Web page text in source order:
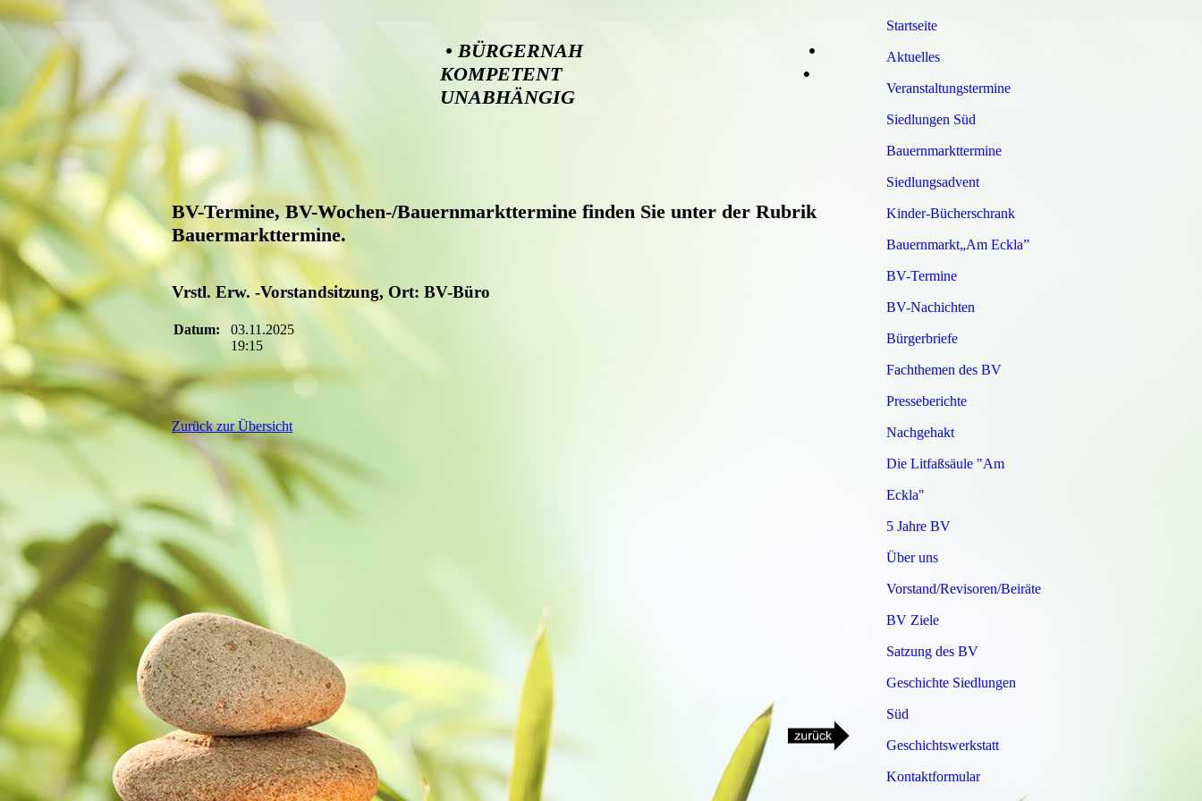
• BÜRGERNAH •
KOMPETENT•
UNABHÄNGIG
BV-Termine, BV-Wochen-/Bauernmarkttermine finden Sie unter der Rubrik
Bauermarkttermine.
Vrstl. Erw. -Vorstandsitzung, Ort: BV-Büro
Datum:
03.11.2025
19:15
Zurück zur Übersicht
Startseite
Aktuelles
Veranstaltungstermine
Siedlungen Süd
Bauernmarkttermine
Siedlungsadvent
Kinder-Bücherschrank
Bauernmarkt„Am Eckla”
BV-Termine
BV-Nachichten
Bürgerbriefe
Fachthemen des BV
Presseberichte
Nachgehakt
Die Litfaßsäule "Am
Eckla"
5 Jahre BV
Über uns
Vorstand/Revisoren/Beiräte
BV Ziele
Satzung des BV
Geschichte Siedlungen
Süd
Geschichtswerkstatt
Kontaktformular